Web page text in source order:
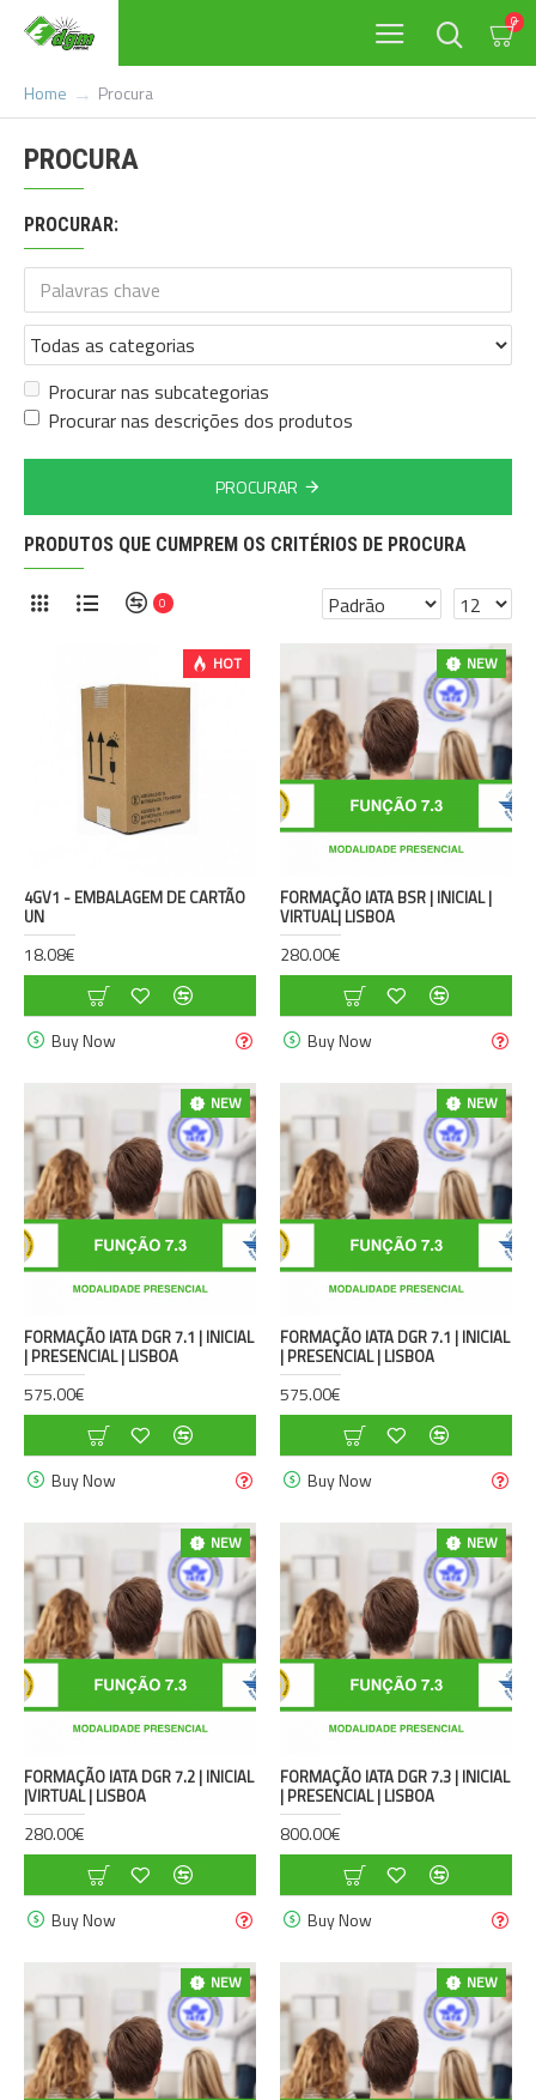
0
Home Procura
PROCURA
PROCURAR:
Procurar nas subcategorias
Procurar nas descrições dos produtos
PROCURAR
PRODUTOS QUE CUMPREM OS CRITÉRIOS DE PROCURA
0
HOT
4GV1 - EMBALAGEM DE CARTÃO
UN
18.08€
Buy Now
NEW
FORMAÇÃO IATA BSR | INICIAL |
VIRTUAL| LISBOA
280.00€
Buy Now
NEW
FORMAÇÃO IATA DGR 7.1 | INICIAL
| PRESENCIAL | LISBOA
575.00€
Buy Now
NEW
FORMAÇÃO IATA DGR 7.1 | INICIAL
| PRESENCIAL | LISBOA
575.00€
Buy Now
NEW
FORMAÇÃO IATA DGR 7.2 | INICIAL
|VIRTUAL | LISBOA
280.00€
Buy Now
NEW
FORMAÇÃO IATA DGR 7.3 | INICIAL
| PRESENCIAL | LISBOA
800.00€
Buy Now
NEW NEW